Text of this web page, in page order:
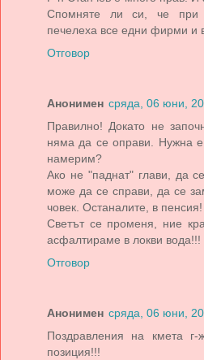
Спомняте ли си, че при
печелеха все едни фирми и
Отговор
Анонимен сряда, 06 юни,
Правилно! Докато не
няма да се оправи. Нужна е
намерим?
Ако не "паднат" глави, да
може да се справи, да се
човек. Останалите, в пенсия!
Светът се променя, ние
асфалтираме в локви
Отговор
Анонимен сряда, 06 юни,
Поздравления на кмета
позиция!!!